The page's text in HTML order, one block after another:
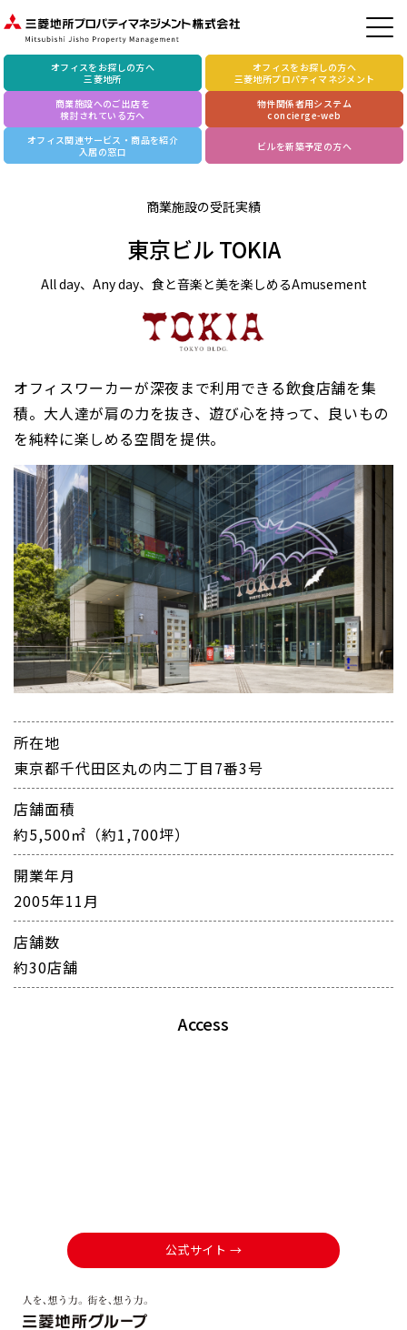
オフィスをお探しの方へ
三菱地所
オフィスをお探しの方へ
三菱地所プロパティマネジメント
商業施設へのご出店を
検討されている方へ
物件関係者用システム
concierge-web
オフィス関連サービス・商品を紹介
入居の窓口
ビルを新築予定の方へ
商業施設の受託実績
東京ビル TOKIA
All day、Any day、食と音楽と美を楽しめるAmusement
オフィスワーカーが深夜まで利用できる飲食店舗を集
積。大人達が肩の力を抜き、遊び心を持って、良いもの
を純粋に楽しめる空間を提供。
所在地
東京都千代田区丸の内二丁目7番3号
店舗面積
約5,500㎡（約1,700坪）
開業年月
2005年11月
店舗数
約30店舗
Access
公式サイト →